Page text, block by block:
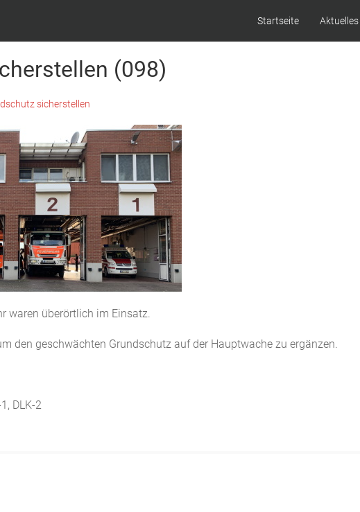
Startseite Aktuelles
(098)
sicherstellen
waren überörtlich im Einsatz.
den geschwächten Grundschutz auf der Hauptwache zu ergänzen.
DLK-2